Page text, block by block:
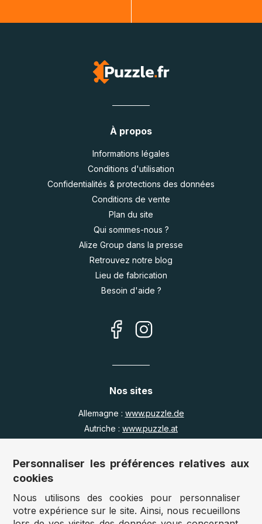
À propos
Informations légales
Conditions d'utilisation
Confidentialités & protections des données
Conditions de vente
Plan du site
Qui sommes-nous ?
Alize Group dans la presse
Retrouvez notre blog
Lieu de fabrication
Besoin d'aide ?
Nos sites
Allemagne : www.puzzle.de
Autriche : www.puzzle.at
Royaume Uni :
www.jigsawpuzzle.co.uk
Accès revendeurs / détaillants
Personnaliser les préférences relatives aux
cookies
Nous utilisons des cookies pour personnaliser
votre expérience sur le site. Ainsi, nous recueillons